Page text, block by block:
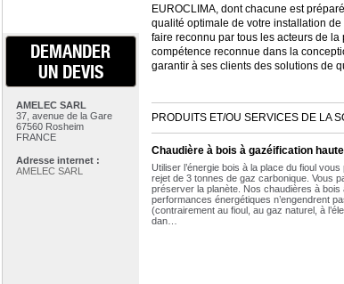
DEMANDER
UN DEVIS
AMELEC SARL
37, avenue de la Gare
67560 Rosheim
FRANCE
Adresse internet :
AMELEC SARL
EUROCLIMA, dont chacune est
qualité optimale de votre installation de
faire reconnu par tous les acteurs de
compétence reconnue dans la
garantir à ses clients des solutions de
PRODUITS ET/OU SERVICES DE LA
Chaudière à bois à gazéification
Utiliser l’énergie bois à la place du fioul vous
rejet de 3 tonnes de gaz carbonique. Vous
préserver la planète. Nos chaudières à bois
performances énergétiques n’engendrent
(contrairement au fioul, au gaz naturel, à
dan…